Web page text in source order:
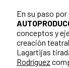
En su paso
conceptos y
creación
Lagartijas
Rodríguez